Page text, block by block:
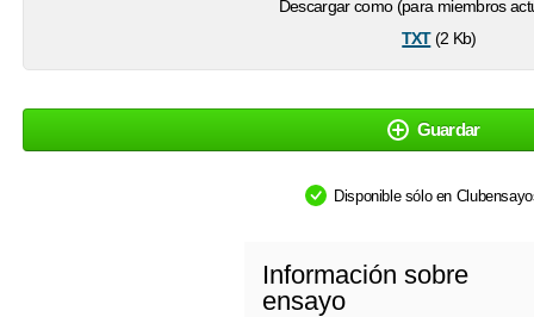
Descargar como (para miembros
txt(2 Kb)
Guardar
Disponible sólo en
Información sobre
ensayo